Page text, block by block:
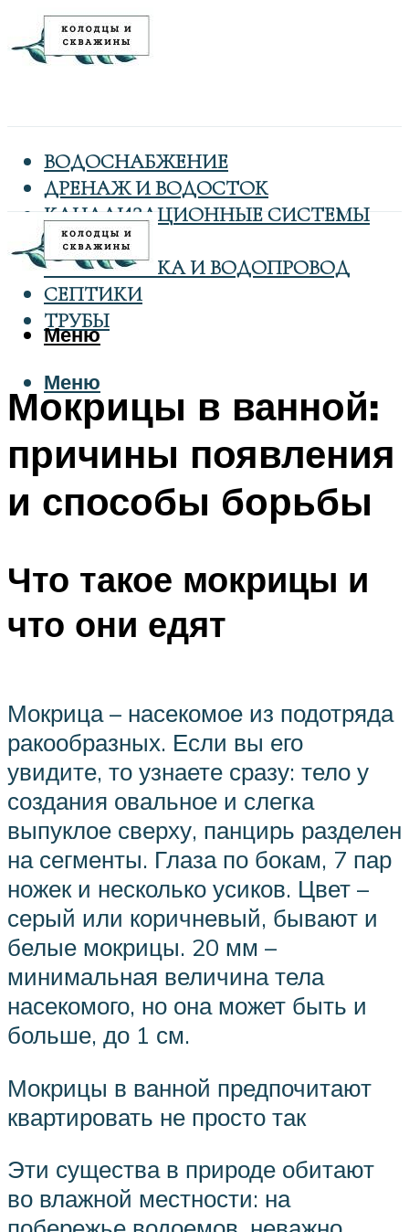
ВОДОСНАБЖЕНИЕ
ДРЕНАЖ И ВОДОСТОК
КАНАЛИЗАЦИОННЫЕ СИСТЕМЫ
КОЛОДЦЫ
САНТЕХНИКА И ВОДОПРОВОД
СЕПТИКИ
ТРУБЫ
Меню
Меню
Мокрицы в ванной:
причины появления
и способы борьбы
Что такое мокрицы и
что они едят
Мокрица – насекомое из подотряда
ракообразных. Если вы его
увидите, то узнаете сразу: тело у
создания овальное и слегка
выпуклое сверху, панцирь разделен
на сегменты. Глаза по бокам, 7 пар
ножек и несколько усиков. Цвет –
серый или коричневый, бывают и
белые мокрицы. 20 мм –
минимальная величина тела
насекомого, но она может быть и
больше, до 1 см.
Мокрицы в ванной предпочитают
квартировать не просто так
Эти существа в природе обитают
во влажной местности: на